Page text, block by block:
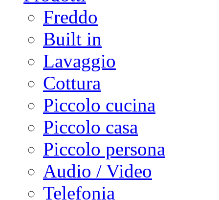
Freddo
Built in
Lavaggio
Cottura
Piccolo cucina
Piccolo casa
Piccolo persona
Audio / Video
Telefonia